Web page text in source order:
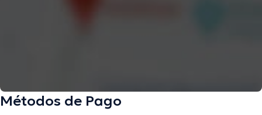
Métodos de Pago